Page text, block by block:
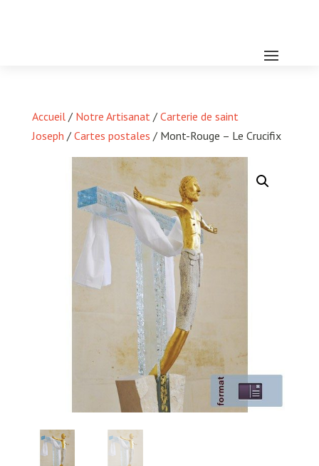
Accueil/ Notre Artisanat/ Carterie de saint
Joseph / Cartes postales / Mont-Rouge – Le Crucifix